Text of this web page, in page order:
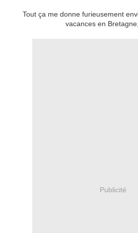
Tout ça me donne furieusement
vacances en
Publicité